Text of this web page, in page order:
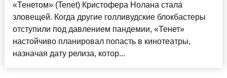
«Тенетом» (Tenet) Кристофера Нолана стала
зловещей. Когда другие голливудские блокбастеры
отступили под давлением пандемии, «Тенет»
настойчиво планировал попасть в кинотеатры,
назначая дату релиза, котор...